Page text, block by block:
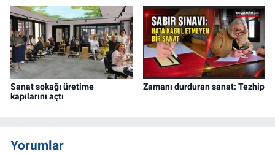
Sanat sokağı üretime
kapılarını açtı
Zamanı durduran sanat: Tezhip
Yorumlar